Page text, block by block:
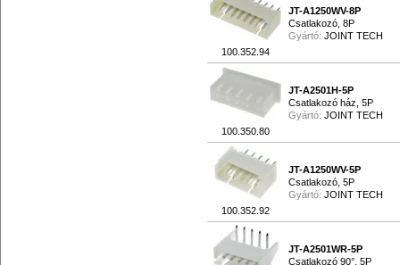
100.352.94
JT-A1250WV-8P
Csatlakozó, 8P
Gyártó: JOINT TECH
100.350.80
JT-A2501H-5P
Csatlakozó ház, 5P
Gyártó: JOINT TECH
100.352.92
JT-A1250WV-5P
Csatlakozó, 5P
Gyártó: JOINT TECH
JT-A2501WR-5P
Csatlakozó 90°, 5P